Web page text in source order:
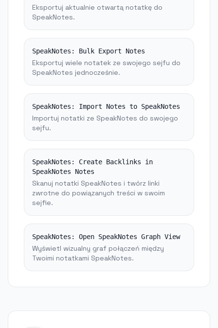
Eksportuj aktualnie otwartą notatkę do
SpeakNotes.
SpeakNotes: Bulk Export Notes
Eksportuj wiele notatek ze swojego sejfu do
SpeakNotes jednocześnie.
SpeakNotes: Import Notes to SpeakNotes
Importuj notatki ze SpeakNotes do swojego
sejfu.
SpeakNotes: Create Backlinks in
SpeakNotes Notes
Skanuj notatki SpeakNotes i twórz linki
zwrotne do powiązanych treści w swoim
sejfie.
SpeakNotes: Open SpeakNotes Graph View
Wyświetl wizualny graf połączeń między
Twoimi notatkami SpeakNotes.